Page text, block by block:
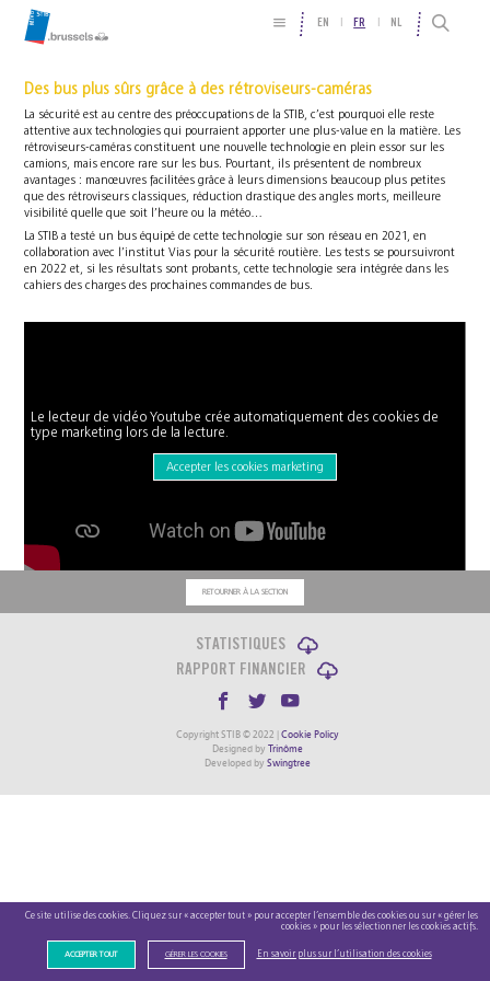
EN FR NL
Des bus plus sûrs grâce à des rétroviseurs-caméras
La sécurité est au centre des préoccupations de la STIB, c’est pourquoi elle reste
attentive aux technologies qui pourraient apporter une plus-value en la matière. Les
rétroviseurs-caméras constituent une nouvelle technologie en plein essor sur les
camions, mais encore rare sur les bus. Pourtant, ils présentent de nombreux
avantages : manœuvres facilitées grâce à leurs dimensions beaucoup plus petites
que des rétroviseurs classiques, réduction drastique des angles morts, meilleure
visibilité quelle que soit l’heure ou la météo…
La STIB a testé un bus équipé de cette technologie sur son réseau en 2021, en
collaboration avec l’institut Vias pour la sécurité routière. Les tests se poursuivront
en 2022 et, si les résultats sont probants, cette technologie sera intégrée dans les
cahiers des charges des prochaines commandes de bus.
Le lecteur de vidéo Youtube crée automatiquement des cookies de
type marketing lors de la lecture.
Accepter les cookies marketing
RETOURNER À LA SECTION
STATISTIQUES
RAPPORT FINANCIER
Copyright STIB © 2022 | Cookie Policy
Designed by Trinôme
Developed by Swingtree
Ce site utilise des cookies. Cliquez sur « accepter tout » pour accepter l’ensemble des cookies ou sur « gérer les
cookies » pour les sélectionner les cookies actifs.
ACCEPTER TOUT GÉRER LES COOKIES En savoir plus sur l’utilisation des cookies